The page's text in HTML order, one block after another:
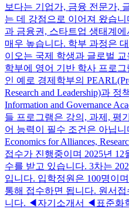
보다는 기업가, 금융 전문가,
는 데 강점으로 이어져 왔습
과 금융권, 스타트업 생태계
매우 높습니다. 학부 과정은
이오는 국제 학생과 글로벌
학부에 영어 기반 학사 프로
인 예로 경제학부의
Research and Leadership)과
Information and Governance
들 프로그램은 강의, 과제, 평
어 능력이 필수 조건은 아닙니
Economics for Alliances,
접수가 진행중이며 2025년 12
수를 받고 있습니다. 3차는
입니다. 입학정원은 100명이
통해 접수하면 됩니다. 원서
니다. ◀자기소개서 ◀표준화